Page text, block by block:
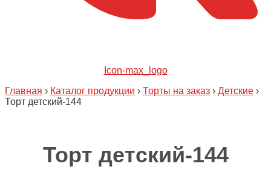
Icon-max_logo
Главная › Каталог продукции › Торты на заказ › Детские ›
Торт детский-144
Торт детский-144